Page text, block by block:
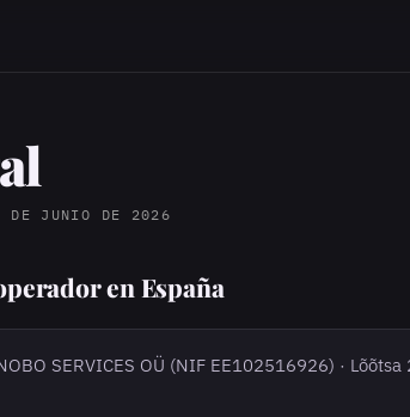
DE JUNIO DE 2026
en España
SERVICES OÜ (NIF EE102516926) ·